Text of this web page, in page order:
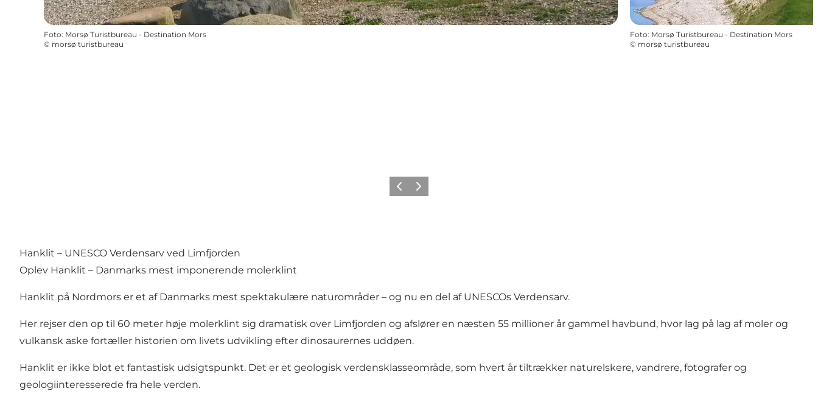
Foto: Morsø Turistbureau - Destination Mors
© morsø turistbureau
Foto: Morsø Turistbureau - Destination Mors
© morsø turistbureau
Forrige billede
Næste billede
Hanklit – UNESCO Verdensarv ved Limfjorden
Oplev Hanklit – Danmarks mest imponerende molerklint
Hanklit på Nordmors er et af Danmarks mest spektakulære naturområder – og nu en del af UNESCOs Verdensarv.
Her rejser den op til 60 meter høje molerklint sig dramatisk over Limfjorden og afslører en næsten 55 millioner år gammel havbund, hvor lag på lag af moler og
vulkansk aske fortæller historien om livets udvikling efter dinosaurernes uddøen.
Hanklit er ikke blot et fantastisk udsigtspunkt. Det er et geologisk verdensklasseområde, som hvert år tiltrækker naturelskere, vandrere, fotografer og
geologiinteresserede fra hele verden.